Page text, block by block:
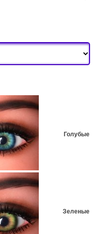
Голубые
Зеленые